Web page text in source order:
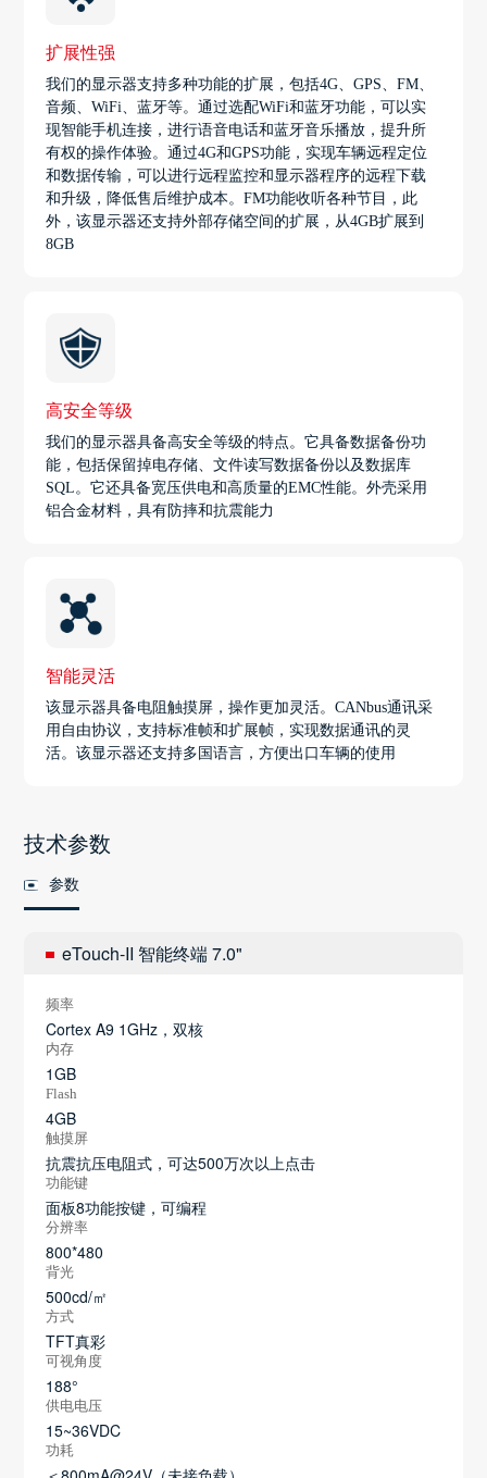
扩展性强
我们的显示器支持多种功能的扩展，包括4G、GPS、FM、
音频、WiFi、蓝牙等。通过选配WiFi和蓝牙功能，可以实
现智能手机连接，进行语音电话和蓝牙音乐播放，提升所
有权的操作体验。通过4G和GPS功能，实现车辆远程定位
和数据传输，可以进行远程监控和显示器程序的远程下载
和升级，降低售后维护成本。FM功能收听各种节目，此
外，该显示器还支持外部存储空间的扩展，从4GB扩展到
8GB
高安全等级
我们的显示器具备高安全等级的特点。它具备数据备份功
能，包括保留掉电存储、文件读写数据备份以及数据库
SQL。它还具备宽压供电和高质量的EMC性能。外壳采用
铝合金材料，具有防摔和抗震能力
智能灵活
该显示器具备电阻触摸屏，操作更加灵活。CANbus通讯采
用自由协议，支持标准帧和扩展帧，实现数据通讯的灵
活。该显示器还支持多国语言，方便出口车辆的使用
技术参数
参数
eTouch-II 智能终端 7.0"
频率
Cortex A9 1GHz，双核
内存
1GB
Flash
4GB
触摸屏
抗震抗压电阻式，可达500万次以上点击
功能键
面板8功能按键，可编程
分辨率
800*480
背光
500cd/㎡
方式
TFT真彩
可视角度
188°
供电电压
15~36VDC
功耗